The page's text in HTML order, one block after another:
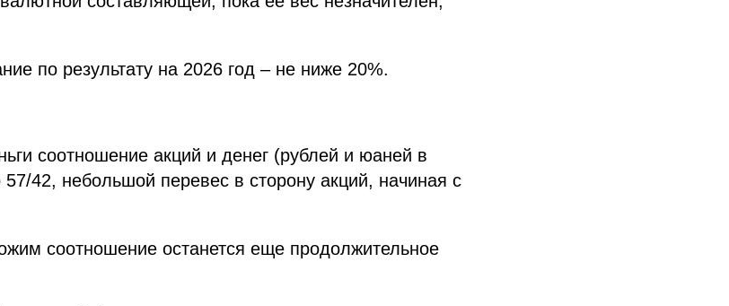
по результату на 2026 год – не ниже 20%.
соотношение акций и денег (рублей и юаней в
42, небольшой перевес в сторону акций, начиная с
соотношение останется еще продолжительное